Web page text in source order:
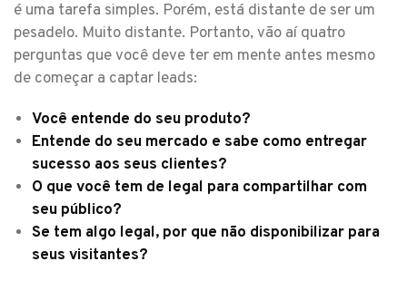
é uma tarefa simples. Porém, está distante de ser um
pesadelo. Muito distante. Portanto, vão aí quatro
perguntas que você deve ter em mente antes mesmo
de começar a captar leads:
Você entende do seu produto?
Entende do seu mercado e sabe como entregar
sucesso aos seus clientes?
O que você tem de legal para compartilhar com
seu público?
Se tem algo legal, por que não disponibilizar para
seus visitantes?